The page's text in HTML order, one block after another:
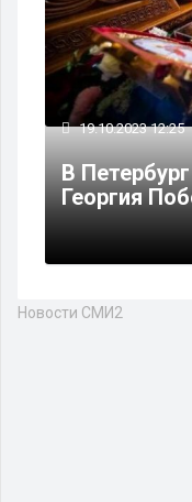
19.10.2023 12:25
В
Георгия
Новости СМИ2